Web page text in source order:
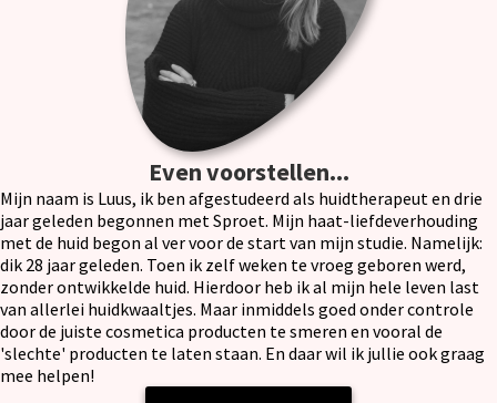
Even voorstellen...
Mijn naam is Luus, ik ben afgestudeerd als huidtherapeut en drie
jaar geleden begonnen met Sproet. Mijn haat-liefdeverhouding
met de huid begon al ver voor de start van mijn studie. Namelijk:
dik 28 jaar geleden. Toen ik zelf weken te vroeg geboren werd,
zonder ontwikkelde huid. Hierdoor heb ik al mijn hele leven last
van allerlei huidkwaaltjes. Maar inmiddels goed onder controle
door de juiste cosmetica producten te smeren en vooral de
'slechte' producten te laten staan. En daar wil ik jullie ook graag
mee helpen!